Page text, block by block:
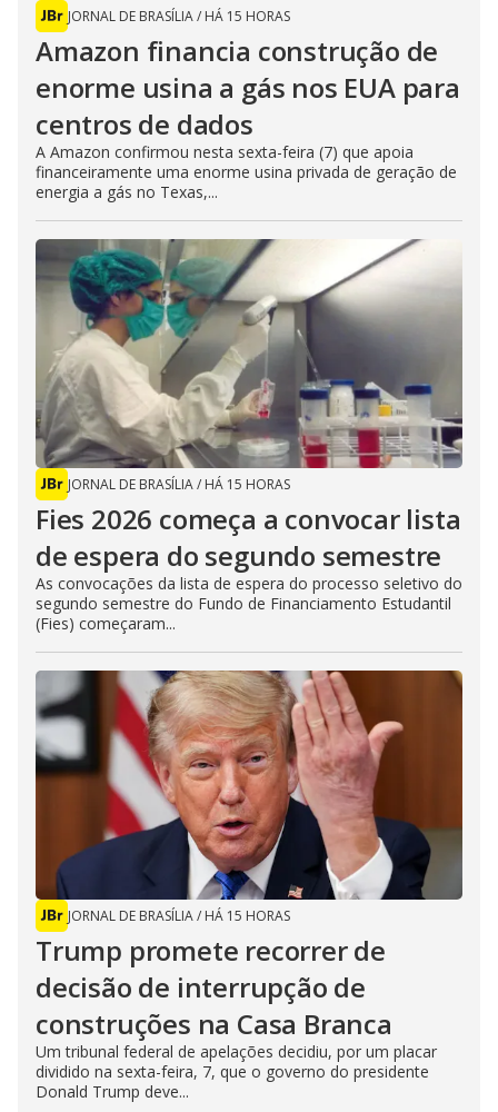
JORNAL DE BRASÍLIA/ HÁ 15 HORAS
Amazon financia construção de
enorme usina a gás nos EUA para
centros de dados
A Amazon confirmou nesta sexta-feira (7) que apoia
financeiramente uma enorme usina privada de geração de
energia a gás no Texas,...
JORNAL DE BRASÍLIA/ HÁ 15 HORAS
Fies 2026 começa a convocar lista
de espera do segundo semestre
As convocações da lista de espera do processo seletivo do
segundo semestre do Fundo de Financiamento Estudantil
(Fies) começaram...
JORNAL DE BRASÍLIA/ HÁ 15 HORAS
Trump promete recorrer de
decisão de interrupção de
construções na Casa Branca
Um tribunal federal de apelações decidiu, por um placar
dividido na sexta-feira, 7, que o governo do presidente
Donald Trump deve...